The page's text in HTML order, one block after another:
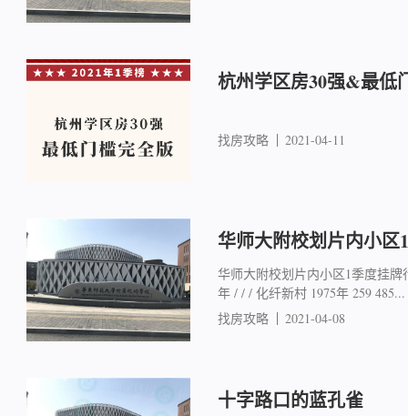
杭州学区房30强&最低
找房攻略 2021-04-11
华师大附校划片内小区
华师大附校划片内小区1季度挂
年 / / / 化纤新村 1975年 259 485...
找房攻略
2021-04-08
十字路口的蓝孔雀